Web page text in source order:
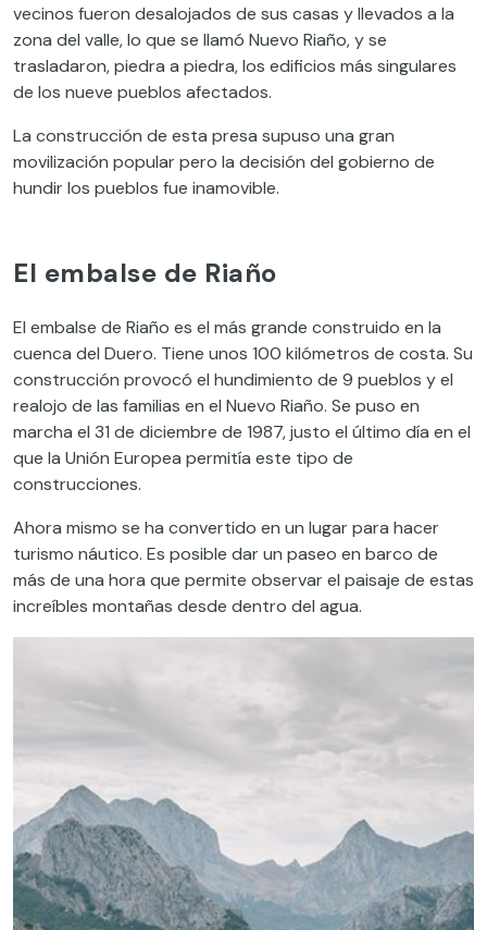
vecinos fueron desalojados de sus casas y llevados a la
zona del valle, lo que se llamó Nuevo Riaño, y se
trasladaron, piedra a piedra, los edificios más singulares
de los nueve pueblos afectados.
La construcción de esta presa supuso una gran
movilización popular pero la decisión del gobierno de
hundir los pueblos fue inamovible.
El embalse de Riaño
El embalse de Riaño es el más grande construido en la
cuenca del Duero. Tiene unos 100 kilómetros de costa. Su
construcción provocó el hundimiento de 9 pueblos y el
realojo de las familias en el Nuevo Riaño. Se puso en
marcha el 31 de diciembre de 1987, justo el último día en el
que la Unión Europea permitía este tipo de
construcciones.
Ahora mismo se ha convertido en un lugar para hacer
turismo náutico. Es posible dar un paseo en barco de
más de una hora que permite observar el paisaje de estas
increíbles montañas desde dentro del agua.